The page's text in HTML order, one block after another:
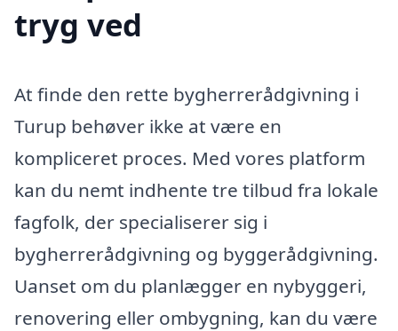
tryg ved
At finde den rette bygherrerådgivning i
Turup behøver ikke at være en
kompliceret proces. Med vores platform
kan du nemt indhente tre tilbud fra lokale
fagfolk, der specialiserer sig i
bygherrerådgivning og byggerådgivning.
Uanset om du planlægger en nybyggeri,
renovering eller ombygning, kan du være